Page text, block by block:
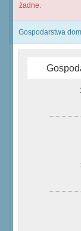
żadne.
Gospodarstwa